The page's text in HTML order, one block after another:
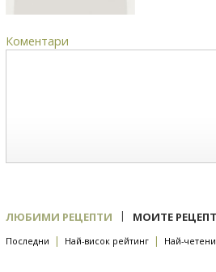
Коментари
ЛЮБИМИ РЕЦЕПТИ | МОИТЕ
Последни | Най-висок рейтинг | Най-четени